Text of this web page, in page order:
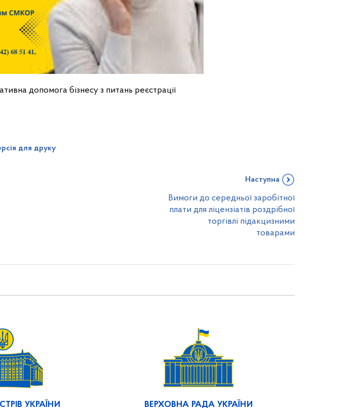
допомога бізнесу з питань реєстрації
для друку
Наступна
Вимоги до середньої заробітної
плати для ліцензіатів роздрібної
торгівлі підакцизними
товарами
УКРАЇНИ ВЕРХОВНА РАДА УКРАЇНИ